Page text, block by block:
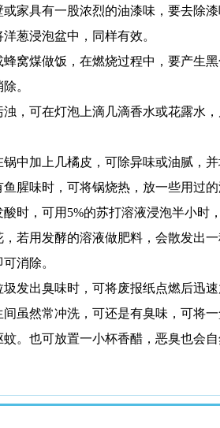
家具有一股浓烈的油漆味，要去除
葱浸泡盆中，同样有效。
蜂窝煤做饭，在燃烧过程中，要产生
。
浊，可在灯泡上滴几滴香水或花露水
中加上几橘皮，可除异味或油腻，并
腥味时，可将锅烧热，放一些用过的
时，可用 5%的苏打溶液浸泡半小时
，若用发酵的溶液做肥料，会散发出
消除。
圾发出臭味时，可将废报纸点燃后迅速
间虽然常冲洗，可还是有臭味，可将
。也可放置一小杯香醋，恶臭也会自